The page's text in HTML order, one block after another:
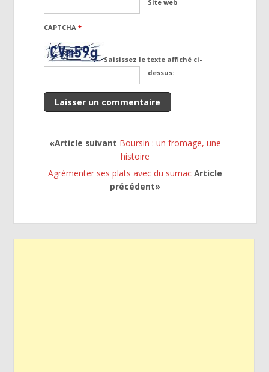
Site web
CAPTCHA*
Saisissez le texte affiché ci-
dessus:
«Article suivant Boursin : un fromage, une
histoire
Agrémenter ses plats avec du sumacArticle
précédent»